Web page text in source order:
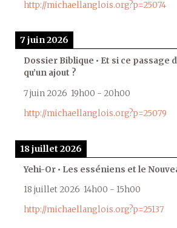
http://michaellanglois.org?p=25074
7 juin 2026
Dossier Biblique • Et si ce passage
qu’un ajout ?
7 juin 2026 19h00 - 20h00
http://michaellanglois.org?p=25079
18 juillet 2026
Yehi-Or • Les esséniens et le
18 juillet 2026 14h00 - 15h00
http://michaellanglois.org?p=25137